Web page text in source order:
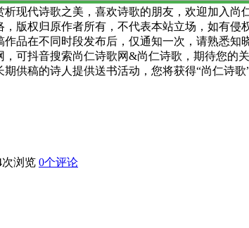
现代诗歌之美，喜欢诗歌的朋友，欢迎加入尚
版权归原作者所有，不代表本站立场，如有侵
品在不同时段发布后，仅通知一次，请熟悉知
可抖音搜索尚仁诗歌网&尚仁诗歌，期待您的关
供稿的诗人提供送书活动，您将获得“尚仁诗
次浏览 0个评论